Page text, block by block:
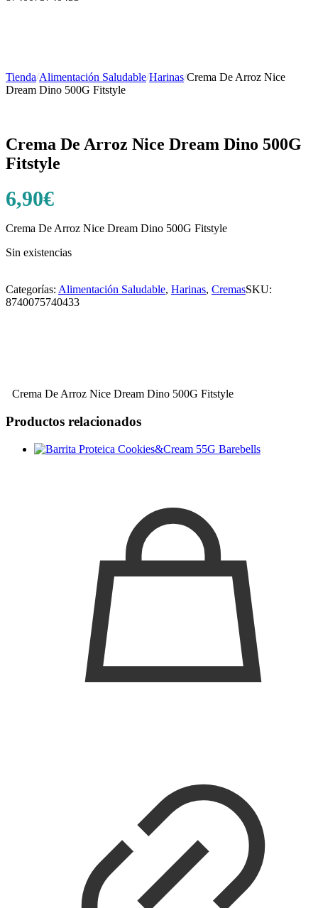
Tienda/Alimentación Saludable/Harinas/Crema De Arroz Nice
Dream Dino 500G Fitstyle
Crema De Arroz Nice Dream Dino 500G
Fitstyle
6,90€
Crema De Arroz Nice Dream Dino 500G Fitstyle
Sin existencias
Categorías: Alimentación Saludable, Harinas, CremasSKU:
8740075740433
Crema De Arroz Nice Dream Dino 500G Fitstyle
Productos relacionados